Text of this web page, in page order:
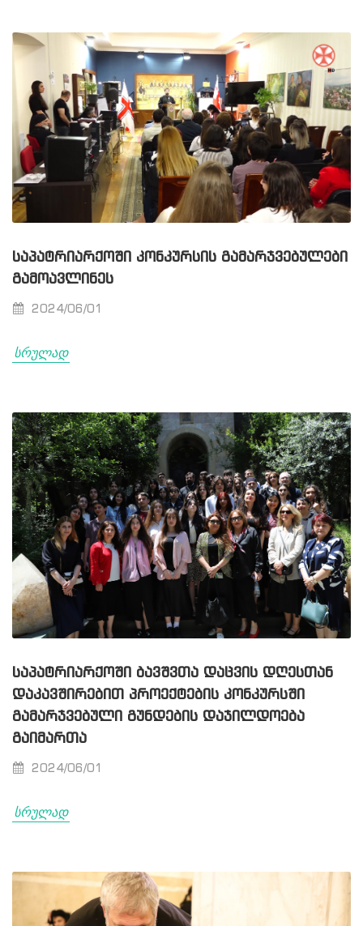
ᲡᲐᲞᲐᲢᲠᲘᲐᲠᲥᲝᲨᲘ ᲙᲝᲜᲙᲣᲠᲡᲘᲡ ᲒᲐᲛᲐᲠᲯᲕᲔᲑᲣᲚᲔᲑᲘ
ᲒᲐᲛᲝᲐᲕᲚᲘᲜᲔᲡ
2024/06/01
სრულად
ᲡᲐᲞᲐᲢᲠᲘᲐᲠᲥᲝᲨᲘ ᲑᲐᲕᲨᲕᲗᲐ ᲓᲐᲪᲕᲘᲡ ᲓᲦᲔᲡᲗᲐᲜ
ᲓᲐᲙᲐᲕᲨᲘᲠᲔᲑᲘᲗ ᲞᲠᲝᲔᲥᲢᲔᲑᲘᲡ ᲙᲝᲜᲙᲣᲠᲡᲨᲘ
ᲒᲐᲛᲐᲠᲯᲕᲔᲑᲣᲚᲘ ᲒᲣᲜᲓᲔᲑᲘᲡ ᲓᲐᲯᲘᲚᲓᲝᲔᲑᲐ
ᲒᲐᲘᲛᲐᲠᲗᲐ
2024/06/01
სრულად